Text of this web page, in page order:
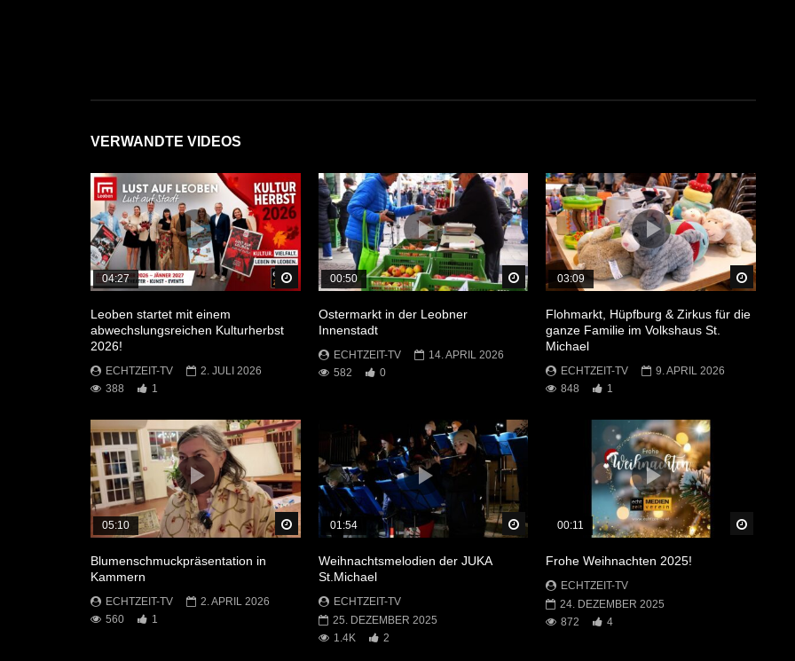
VERWANDTE VIDEOS
Später Ansehen
04:27
Leoben startet mit einem
abwechslungsreichen Kulturherbst
2026!
ECHTZEIT-TV
2. JULI 2026
388
1
Später Ansehen
00:50
Ostermarkt in der Leobner
Innenstadt
ECHTZEIT-TV
14. APRIL 2026
582
0
Später
03:09
Flohmarkt, Hüpfburg & Zirkus für die
ganze Familie im Volkshaus St.
Michael
ECHTZEIT-TV
9. APRIL 2026
848
1
Später Ansehen
05:10
Blumenschmuckpräsentation in
Kammern
ECHTZEIT-TV
2. APRIL 2026
560
1
Später Ansehen
01:54
Weihnachtsmelodien der JUKA
St.Michael
ECHTZEIT-TV
25. DEZEMBER 2025
1.4K
2
00:11
Frohe Weihnachten 2025!
ECHTZEIT-TV
24. DEZEMBER 2025
872
4